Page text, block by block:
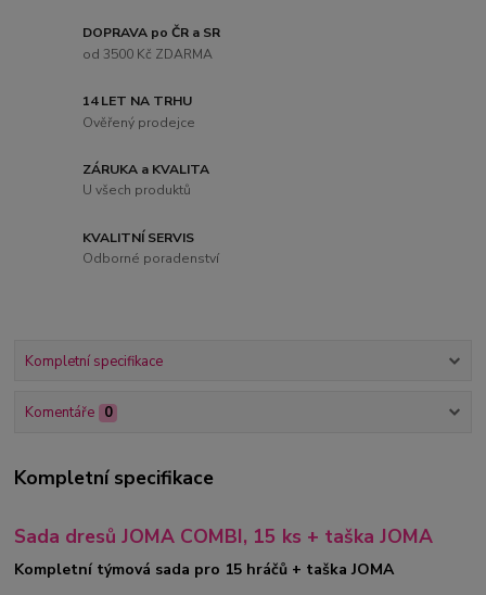
DOPRAVA po ČR a SR
od 3500 Kč ZDARMA
14 LET NA TRHU
Ověřený prodejce
ZÁRUKA a KVALITA
U všech produktů
KVALITNÍ SERVIS
Odborné poradenství
Kompletní specifikace
Komentáře 0
Kompletní specifikace
Sada dresů JOMA COMBI, 15 ks + taška JOMA
Kompletní týmová sada pro 15 hráčů + taška JOMA